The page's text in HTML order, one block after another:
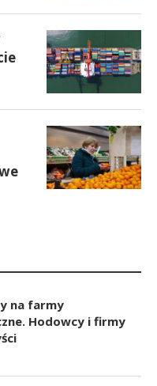
na farmy
Hodowcy i firmy